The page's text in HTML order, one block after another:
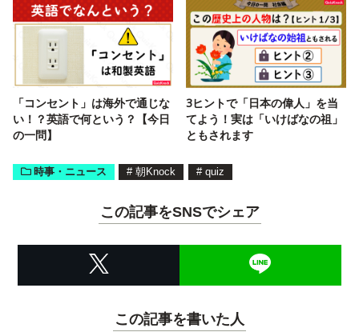
「コンセント」は海外で通じな
い！？英語で何という？【今日
の一問】
3ヒントで「日本の偉人」を当
てよう！実は「いけばなの祖」
ともされます
時事・ニュース # 朝Knock # quiz
この記事をSNSでシェア
この記事を書いた人